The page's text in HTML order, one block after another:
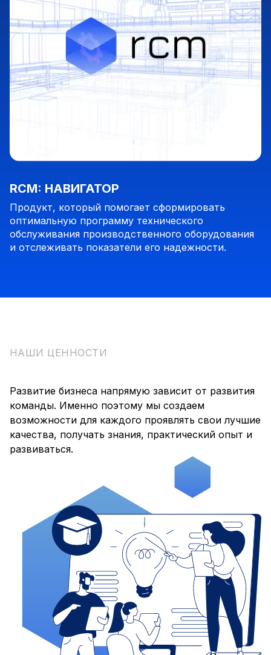
RCM: НАВИГАТОР
Продукт, который помогает сформировать
оптимальную программу технического
обслуживания производственного оборудования
и отслеживать показатели его надежности.
НАШИ ЦЕННОСТИ
Развитие бизнеса напрямую зависит от развития
команды. Именно поэтому мы создаем
возможности для каждого проявлять свои лучшие
качества, получать знания, практический опыт и
развиваться.